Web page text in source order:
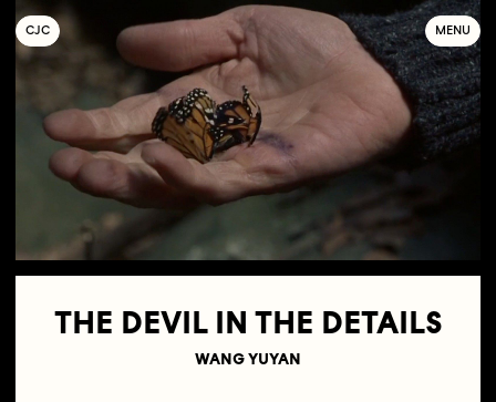
COLLECTIF
JEUNE
C INÉMA MENU
THE DEVIL IN THE DETAILS
WANG YUYAN